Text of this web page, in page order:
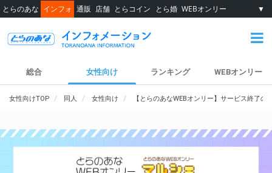
とらのあな インフォ 通販 店舗 とらコイン とら婚 WEBオンリー ▼
総合 女性向け ランキング WEBオンリー
女性向けTOP 同人 女性向け 【とらのあなWEBオンリー】サービス終了の